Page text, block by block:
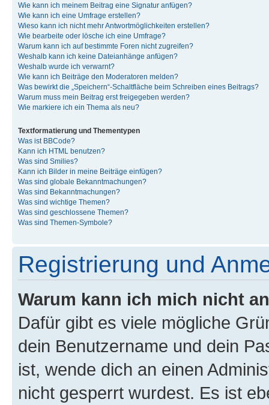
Wie kann ich meinem Beitrag eine Signatur anfügen?
Wie kann ich eine Umfrage erstellen?
Wieso kann ich nicht mehr Antwortmöglichkeiten erstellen?
Wie bearbeite oder lösche ich eine Umfrage?
Warum kann ich auf bestimmte Foren nicht zugreifen?
Weshalb kann ich keine Dateianhänge anfügen?
Weshalb wurde ich verwarnt?
Wie kann ich Beiträge den Moderatoren melden?
Was bewirkt die „Speichern“-Schaltfläche beim Schreiben eines Beitrags?
Warum muss mein Beitrag erst freigegeben werden?
Wie markiere ich ein Thema als neu?
Textformatierung und Thementypen
Was ist BBCode?
Kann ich HTML benutzen?
Was sind Smilies?
Kann ich Bilder in meine Beiträge einfügen?
Was sind globale Bekanntmachungen?
Was sind Bekanntmachungen?
Was sind wichtige Themen?
Was sind geschlossene Themen?
Was sind Themen-Symbole?
Registrierung und
Warum kann ich mich nicht
Dafür gibt es viele mögliche
dein Benutzername und dein
ist, wende dich an einen
nicht gesperrt wurdest. Es ist